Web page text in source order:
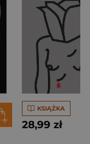
KSIĄŻKA
28,99 zł